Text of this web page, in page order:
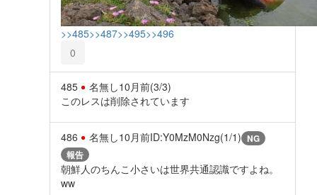
>>485>>487>>495>>496
0
485 名無し10月前(3/3)
このレスは削除されています
486 名無し10月前ID:Y0MzM0Nzg(1/1) NG
報告
朝鮮人のちんこ小さいは世界共通認識ですよね。
ww